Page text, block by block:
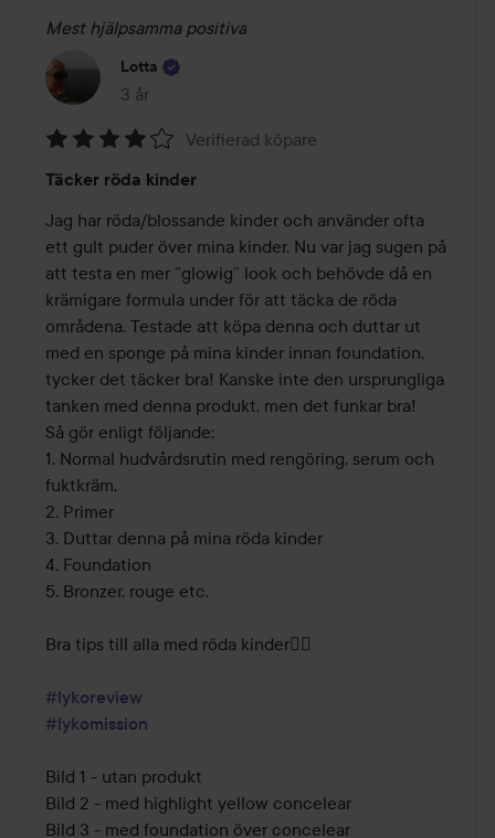
Mest hjälpsamma positiva
Lotta
3 år
Inlägget skapades 3 år
4
av
5
Verifierad köpare
Täcker röda kinder
Jag har röda/blossande kinder och använder ofta
ett gult puder över mina kinder. Nu var jag sugen på
att testa en mer ”glowig” look och behövde då en
krämigare formula under för att täcka de röda
områdena. Testade att köpa denna och duttar ut
med en sponge på mina kinder innan foundation,
tycker det täcker bra! Kanske inte den ursprungliga
tanken med denna produkt, men det funkar bra!
Så gör enligt följande:
1. Normal hudvårdsrutin med rengöring, serum och
fuktkräm.
2. Primer
3. Duttar denna på mina röda kinder
4. Foundation
5. Bronzer, rouge etc.
Bra tips till alla med röda kinder👌🏻
#lykoreview
#lykomission
Bild 1 - utan produkt
Bild 2 - med highlight yellow concelear
Bild 3 - med foundation över concelear